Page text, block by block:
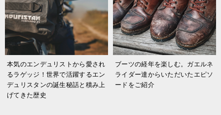
本気のエンデュリストから愛され
るラゲッジ！世界で活躍するエン
デュリスタンの誕生秘話と積み上
げてきた歴史
ブーツの経年を楽しむ。ガエルネ
ライダー達からいただいたエピソ
ードをご紹介